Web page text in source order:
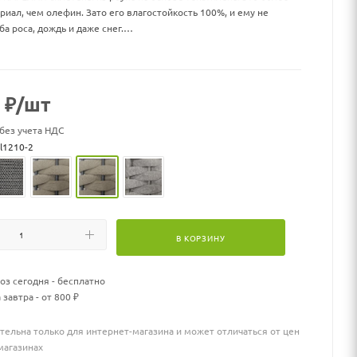
чем олефин. Зато его влагостойкость 100%, и ему не
роса, дождь и даже снег.
из роупа выглядит очень уютно за счет абсолютной
плетения.
(см): 60х60х83
Чехол - ткань мебельная, наполнитель - поролон/
Нет
₽/шт
учета НДС
2
В КОРЗИНУ
сегодня - бесплатно
завтра - от 800 ₽
только для интернет-магазина и может отличаться от цен